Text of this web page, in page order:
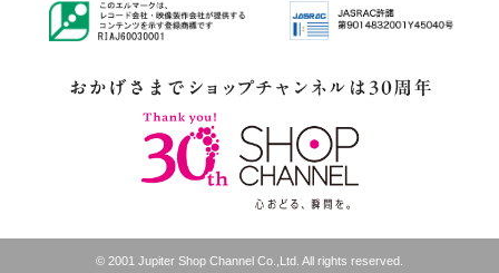
© 2001 Jupiter Shop Channel Co.,Ltd. All rights reserved.